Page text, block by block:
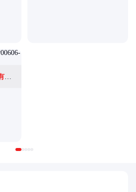
北京高控立德智能科技有限公司